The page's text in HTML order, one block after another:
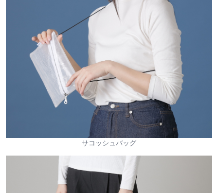
サコッシュバッグ